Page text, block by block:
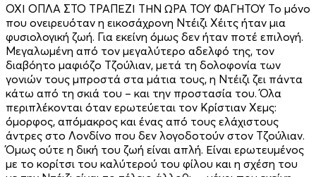
ΟΧΙ ΟΠΛΑ ΣΤΟ ΤΡΑΠΕΖΙ ΤΗΝ ΩΡΑ ΤΟΥ ΦΑΓΗΤΟΥ Το μόνο
που ονειρευόταν η εικοσάχρονη Ντέιζι Χέιτς ήταν μια
φυσιολογική ζωή. Για εκείνη όμως δεν ήταν ποτέ επιλογή.
Μεγαλωμένη από τον μεγαλύτερο αδελφό της, τον
διαβόητο μαφιό­ζο Τζούλιαν, μετά τη δολοφονία των
γονιών τους μπροστά στα μάτια τους, η Ντέιζι ζει πάντα
κάτω από τη σκιά του – και την προστασία του. Όλα
περιπλέκονται όταν ερωτεύεται τον Κρίστιαν Χεμς:
όμορφος, απόμακρος και ένας από τους ελάχιστους
άντρες στο Λονδίνο που δεν λογοδοτούν στον Τζούλιαν.
Όμως ούτε η δική του ζωή είναι απλή. Είναι ερωτευμένος
με το κορίτσι του καλύτερού του φίλου και η σχέση του